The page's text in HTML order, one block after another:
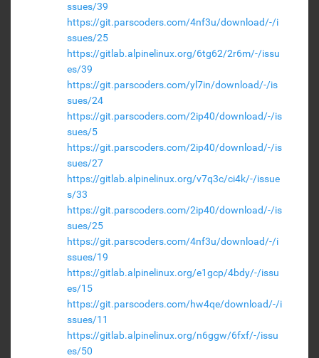
ssues/39
https://git.parscoders.com/4nf3u/download/-/i
ssues/25
https://gitlab.alpinelinux.org/6tg62/2r6m/-/issu
es/39
https://git.parscoders.com/yl7in/download/-/is
sues/24
https://git.parscoders.com/2ip40/download/-/is
sues/5
https://git.parscoders.com/2ip40/download/-/is
sues/27
https://gitlab.alpinelinux.org/v7q3c/ci4k/-/issue
s/33
https://git.parscoders.com/2ip40/download/-/is
sues/25
https://git.parscoders.com/4nf3u/download/-/i
ssues/19
https://gitlab.alpinelinux.org/e1gcp/4bdy/-/issu
es/15
https://git.parscoders.com/hw4qe/download/-/i
ssues/11
https://gitlab.alpinelinux.org/n6ggw/6fxf/-/issu
es/50